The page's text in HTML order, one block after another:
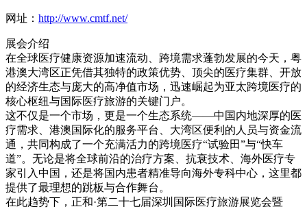
网址： http://www.cmtf.net/
展会介绍
在全球医疗健康资源加速流动、跨境需求蓬勃发展的今天，粤
港澳大湾区正凭借其独特的政策优势、顶尖的医疗集群、开放
的经济生态与庞大的高净值市场，迅速崛起为亚太跨境医疗的
核心枢纽与国际医疗旅游的关键门户。
这不仅是一个市场，更是一个生态系统——中国内地深厚的医
疗需求、港澳国际化的服务平台、大湾区便利的人员与资金流
通，共同构成了一个充满活力的跨境医疗“试验田”与“快车
道”。无论是将全球前沿的治疗方案、抗衰技术、海外医疗专
家引入中国，还是将国内患者精准导向海外专科中心，这里都
提供了最理想的跳板与合作舞台。
在此趋势下，正和·第二十七届深圳国际医疗旅游展览会暨